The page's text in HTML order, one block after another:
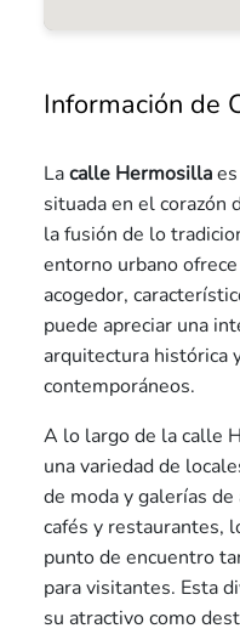
Información de
Lacalle Hermosilla
situada en el corazón
la fusión de lo
entorno urbano
acogedor,
puede apreciar una
arquitectura histórica
contemporáneos.
A lo largo de la calle
una variedad de
de moda y galerías
cafés y restaurantes,
punto de encuentro
para visitantes. Esta
su atractivo como